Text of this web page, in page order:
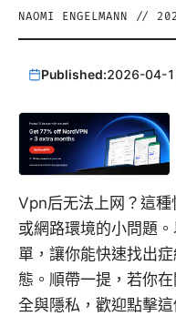
NAOMI ENGELMANN //
Published:2026-04-
Vpn后无法上网？這
或網路環境的小問題
單，讓你能快速找出
態。順帶一提，若你
全與隱私，歡迎點擊